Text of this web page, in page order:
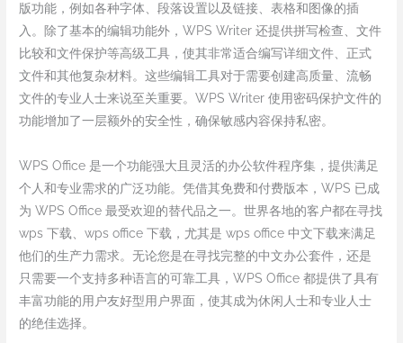
版功能，例如各种字体、段落设置以及链接、表格和图像的插
入。除了基本的编辑功能外，WPS Writer 还提供拼写检查、文件
比较和文件保护等高级工具，使其非常适合编写详细文件、正式
文件和其他复杂材料。这些编辑工具对于需要创建高质量、流畅
文件的专业人士来说至关重要。WPS Writer 使用密码保护文件的
功能增加了一层额外的安全性，确保敏感内容保持私密。
WPS Office 是一个功能强大且灵活的办公软件程序集，提供满足
个人和专业需求的广泛功能。凭借其免费和付费版本，WPS 已成
为 WPS Office 最受欢迎的替代品之一。世界各地的客户都在寻找
wps 下载、wps office 下载，尤其是 wps office 中文下载来满足
他们的生产力需求。无论您是在寻找完整的中文办公套件，还是
只需要一个支持多种语言的可靠工具，WPS Office 都提供了具有
丰富功能的用户友好型用户界面，使其成为休闲人士和专业人士
的绝佳选择。